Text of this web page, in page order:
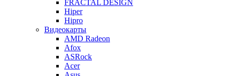
FRACTAL DESIGN
Hiper
Hipro
Видеокарты
AMD Radeon
Afox
ASRock
Acer